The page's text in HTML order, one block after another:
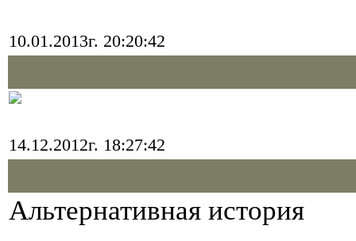
10.01.2013г. 20:20:42
14.12.2012г. 18:27:42
Альтернативная история